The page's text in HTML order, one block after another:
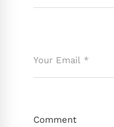
Comment